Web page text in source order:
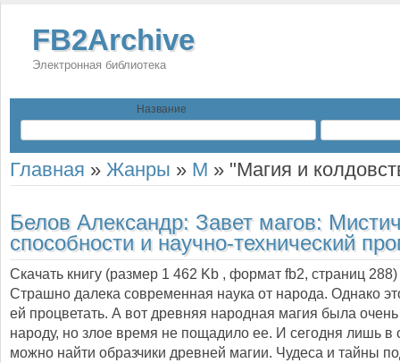
FB2Archive
Электронная библиотека
Название
Главная » Жанры » М » "Магия и
Белов Александр: Завет магов:
способности и научно-технический
Скачать книгу (размер 1 462 Kb , формат fb2, страниц 288
Страшно далека современная наука от народа. Однако
ей процветать. А вот древняя народная магия была очень
народу, но злое время не пощадило ее. И сегодня лишь в
можно найти образчики древней магии. Чудеса и тайны